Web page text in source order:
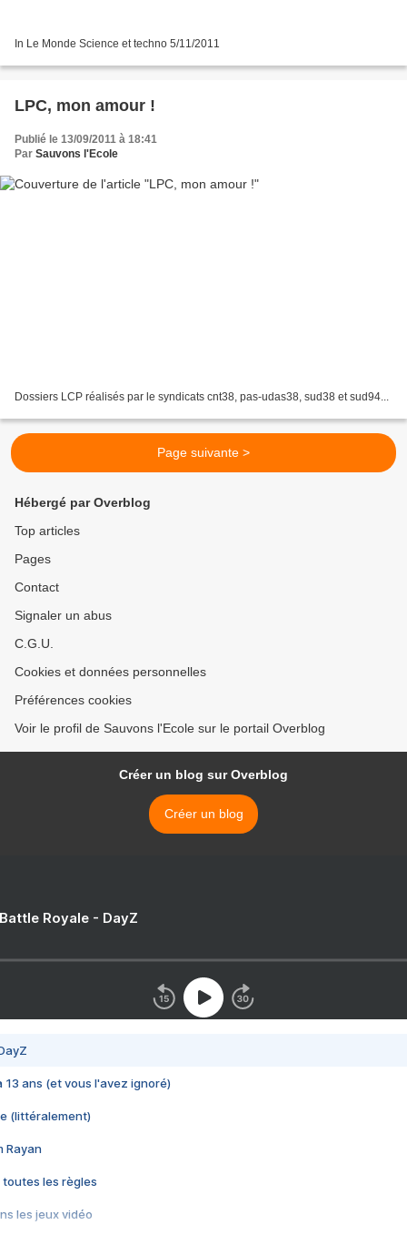
In Le Monde Science et techno 5/11/2011
LPC, mon amour !
Publié le 13/09/2011 à 18:41
Par Sauvons l'Ecole
Dossiers LCP réalisés par le syndicats cnt38, pas-udas38, sud38 et sud94...
Page suivante >
Hébergé par Overblog
Top articles
Pages
Contact
Signaler un abus
C.G.U.
Cookies et données personnelles
Préférences cookies
Voir le profil de Sauvons l'Ecole sur le portail Overblog
Créer un blog sur Overblog
Créer un blog
Royale - DayZ
13 ans (et vous l'avez ignoré)
(littéralement)
Rayan
toutes les règles
les jeux vidéo